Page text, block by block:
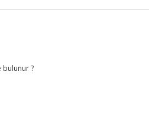
bulunur ?